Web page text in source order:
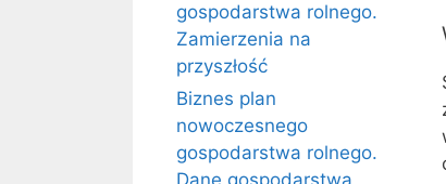
gospodarstwa rolnego.
Zamierzenia na
przyszłość
Biznes plan
nowoczesnego
gospodarstwa rolnego.
Dane gospodarstwa